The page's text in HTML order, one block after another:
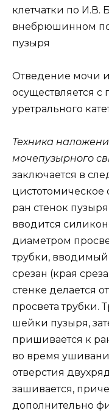
клетчатки по И.В.
внебрюшинном
пузыря
Отведение мочи
осуществляется
уретрального
Техника
мочепузырного
заключается в
цистотомическое
ран стенок
вводится
диаметром
трубки,
срезан (края
стенке делается
просвета трубки.
шейки пузыря,
пришивается к
во время
отверстия
зашивается,
дополнительно